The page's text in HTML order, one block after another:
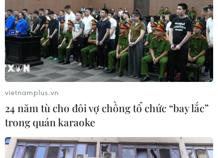
TIN CÙNG CHUYÊN MỤC
vietnamplus.vn
24 năm tù cho đôi vợ chồng tổ chức “bay lắc”
trong quán karaoke